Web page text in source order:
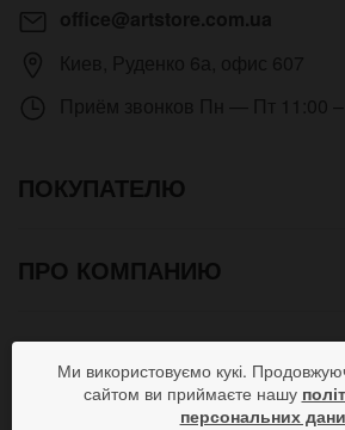
ПОКУПАТЕЛЮ
ПРО КОМПАНИЮ
СПОСОБЫ ОПЛАТЫ
Ми використовуємо кукі.
сайтом ви приймаєте нашу
персональних